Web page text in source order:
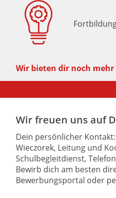
Wir bieten dir noch mehr
Wir freuen uns auf
Dein persönlicher
Wieczorek, Leitung und
Schulbegleitdienst,
Bewirb dich am besten
Bewerbungsportal oder